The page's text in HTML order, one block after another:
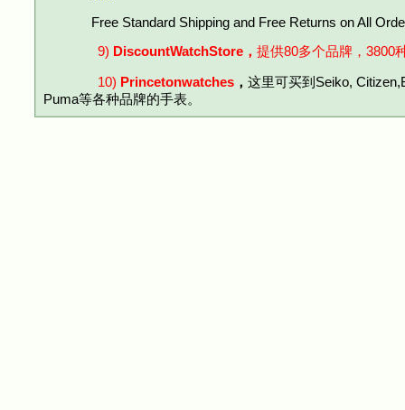
Free Standard Shipping and Free Returns on All
9) DiscountWatchStore， 提供80多个品牌，3800
10) Princetonwatches ， 这里可买到Seiko,
Puma等各种品牌的手表。